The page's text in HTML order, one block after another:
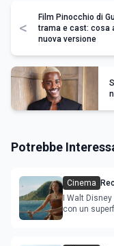
<
Film Pinocchio di
trama e cast: cosa
nuova versione
Potrebbe
Cinema
I Walt
con un